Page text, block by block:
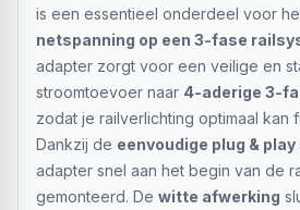
is een essentieel onderdeel voor
netspanning op een 3-fase
adapter zorgt voor een veilige en
stroomtoevoer naar 4-aderige 3-
zodat je railverlichting optimaal kan
Dankzij de eenvoudige plug &
adapter snel aan het begin van de
gemonteerd. De witte afwerking